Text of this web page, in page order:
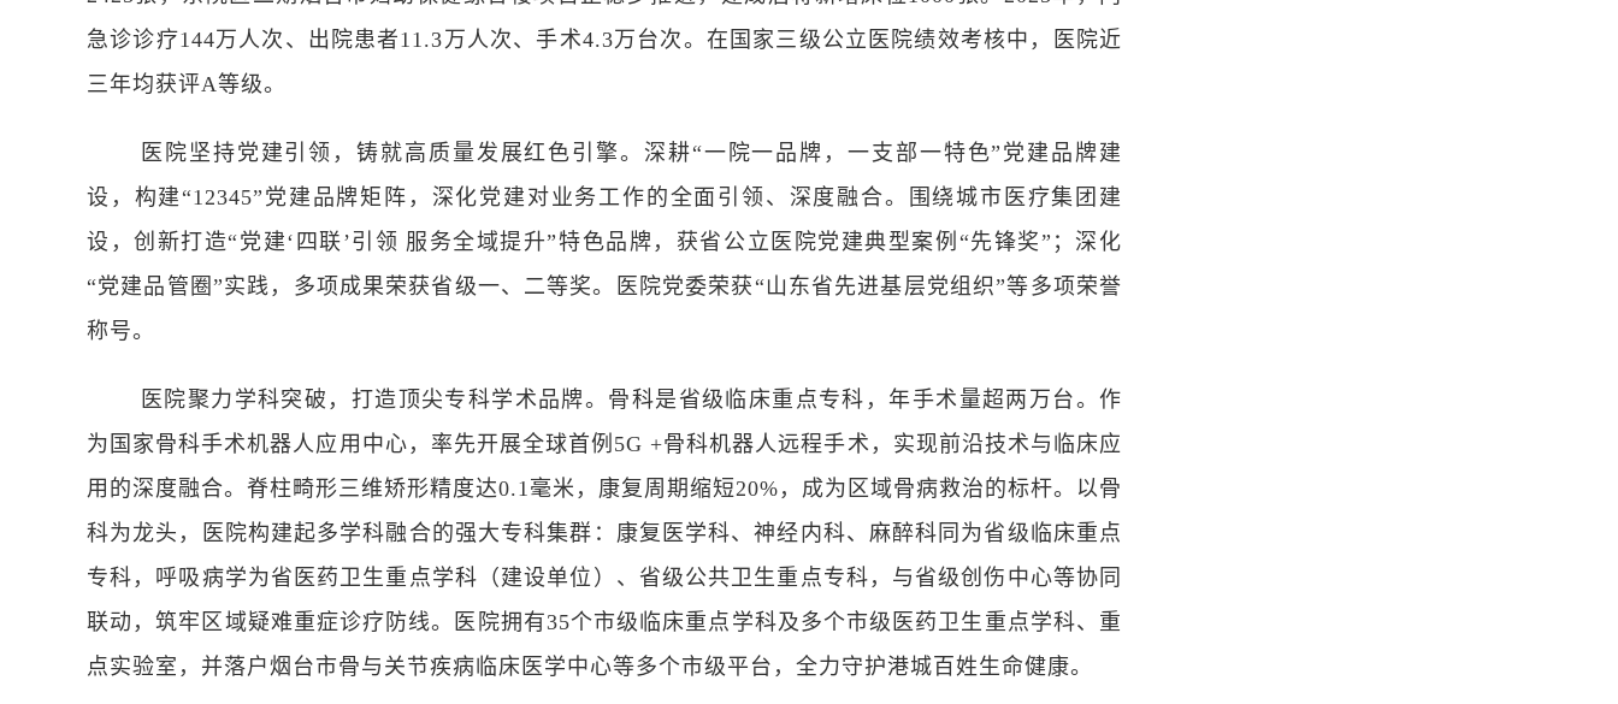
急诊诊疗144万人次、出院患者11.3万人次、手术4.3万台次。在国家三级公立医院绩效考核中，医院近
三年均获评A等级。
医院坚持党建引领，铸就高质量发展红色引擎。深耕“一院一品牌，一支部一特色”党建品牌建
设，构建“12345”党建品牌矩阵，深化党建对业务工作的全面引领、深度融合。围绕城市医疗集团建
设，创新打造“党建‘四联’引领 服务全域提升”特色品牌，获省公立医院党建典型案例“先锋奖”；深化
“党建品管圈”实践，多项成果荣获省级一、二等奖。医院党委荣获“山东省先进基层党组织”等多项荣誉
称号。
医院聚力学科突破，打造顶尖专科学术品牌。骨科是省级临床重点专科，年手术量超两万台。作
为国家骨科手术机器人应用中心，率先开展全球首例 5G +骨科机器人远程手术，实现前沿技术与临床应
用的深度融合。脊柱畸形三维矫形精度达0.1毫米，康复周期缩短20% ，成为区域骨病救治的标杆。以骨
科为龙头，医院构建起多学科融合的强大专科集群：康复医学科、神经内科、麻醉科同为省级临床重点
专科，呼吸病学为省医药卫生重点学科（建设单位）、省级公共卫生重点专科，与省级创伤中心等协同
联动，筑牢区域疑难重症诊疗防线。医院拥有35个市级临床重点学科及多个市级医药卫生重点学科、重
点实验室，并落户烟台市骨与关节疾病临床医学中心等多个市级平台，全力守护港城百姓生命健康。